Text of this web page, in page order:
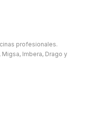
profesionales.
Imbera, Drago y